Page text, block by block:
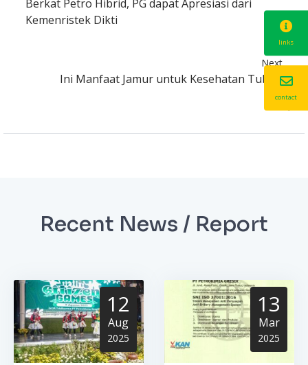
Berkat Petro Hibrid, PG dapat Apresiasi dari
Kemenristek Dikti
Next
Ini Manfaat Jamur untuk Kesehatan Tubuh
Recent News / Report
12
Aug
2025
13
Mar
2025
links
contact